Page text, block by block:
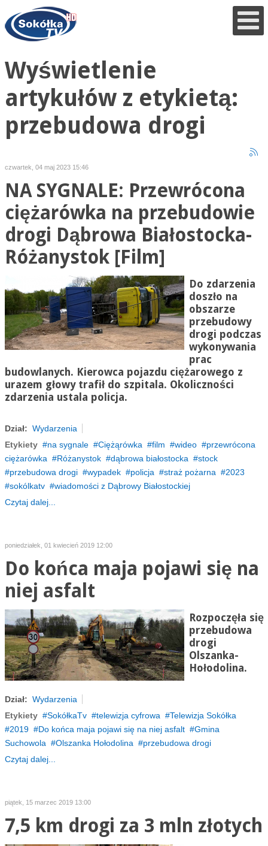
Wyświetlenie
artykułów z etykietą:
przebudowa drogi
czwartek, 04 maj 2023 15:46
NA SYGNALE: Przewrócona
ciężarówka na przebudowie
drogi Dąbrowa Białostocka-
Różanystok [Film]
Do zdarzenia
doszło na
obszarze
przebudowy
drogi podczas
wykonywania
prac
budowlanych. Kierowca pojazdu ciężarowego z
urazem głowy trafił do szpitala. Okoliczności
zdarzenia ustala policja.
Dział: Wydarzenia
Etykiety
na sygnale Ciężąrówka film wideo
przewrócona
ciężarówka
Różanystok dąbrowa białostocka
stock
przebudowa drogi
wypadek policja straż pożarna
2023
sokólkatv
wiadomości z Dąbrowy Białostockiej
Czytaj dalej...
poniedziałek, 01 kwiecień 2019 12:00
Do końca maja pojawi się na
niej asfalt
Rozpoczęła się
przebudowa
drogi
Olszanka-
Hołodolina.
Dział: Wydarzenia
Etykiety
SokółkaTv telewizja cyfrowa
Telewizja Sokółka
2019
Do końca maja pojawi się na niej asfalt
Gmina
Suchowola
Olszanka Hołodolina
przebudowa drogi
Czytaj dalej...
piątek, 15 marzec 2019 13:00
7,5 km drogi za 3 mln złotych